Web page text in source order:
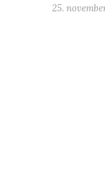
25.